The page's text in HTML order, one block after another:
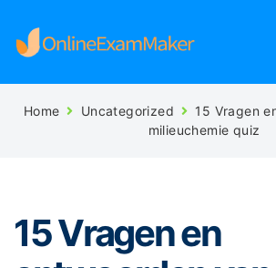
Home Uncategorized
15 Vragen
milieuchemie quiz
15 Vragen en